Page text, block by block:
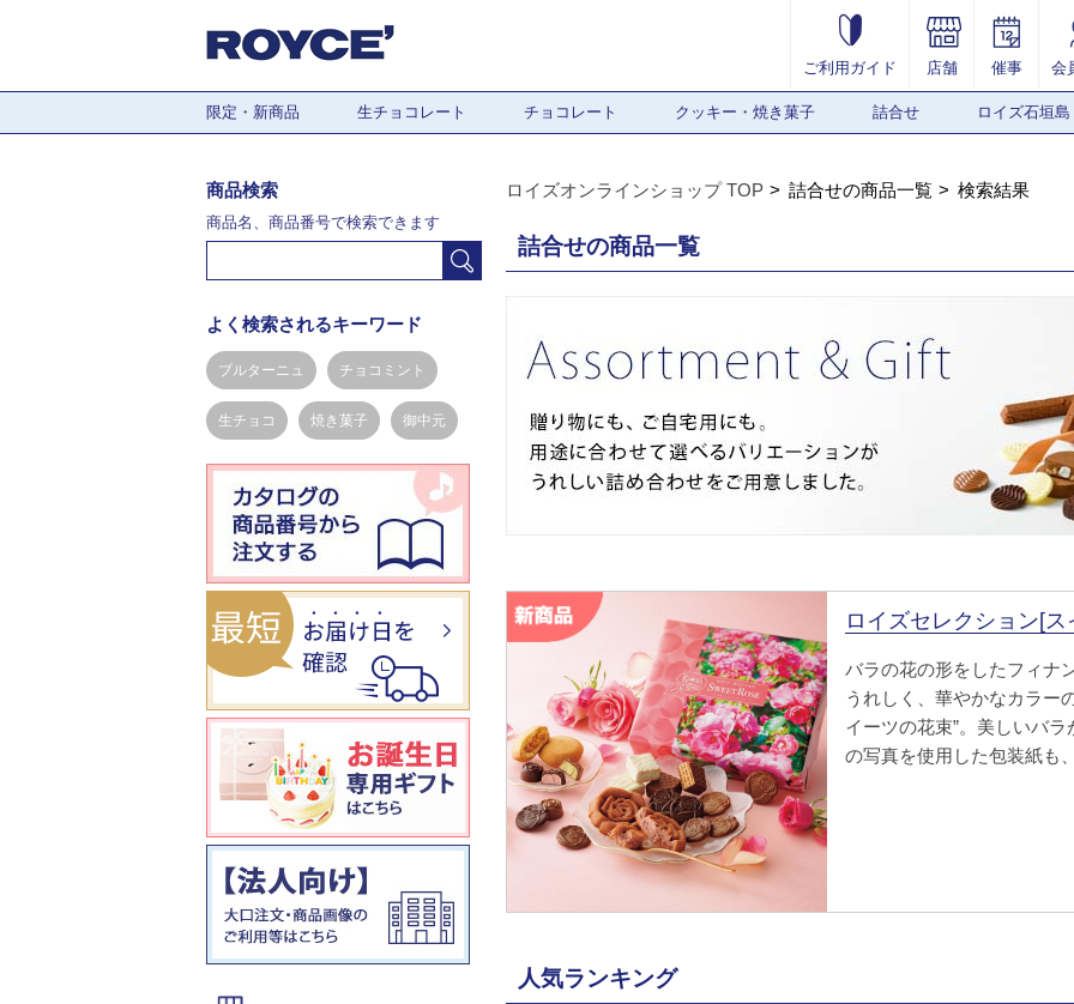
ご利用ガイド 店舗 催事 会
限定・新商品 生チョコレート チョコレート クッキー・焼き菓子 詰合せ ロイズ石垣島
ロイズオンラインショップ TOP 詰合せの商品一覧 検索結果
詰合せの商品一覧
ロイズセレクション[ス
バラの花の形をしたフィナ
うれしく、華やかなカラー
イーツの花束”。美しいバラ
の写真を使用した包装紙も
人気ランキング
商品検索
商品名、商品番号で検索できます
よく検索されるキーワード
ブルターニュ チョコミント
生チョコ 焼き菓子 御中元